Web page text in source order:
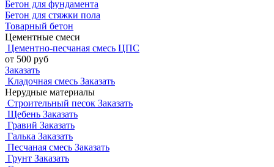
Бетон для фундамента
Бетон для стяжки пола
Товарный бетон
Цементные смеси
Цементно-песчаная смесь ЦПС
от 500 руб
Заказать
Кладочная смесь Заказать
Нерудные материалы
Строительный песок Заказать
Щебень Заказать
Гравий Заказать
Галька Заказать
Песчаная смесь Заказать
Грунт Заказать